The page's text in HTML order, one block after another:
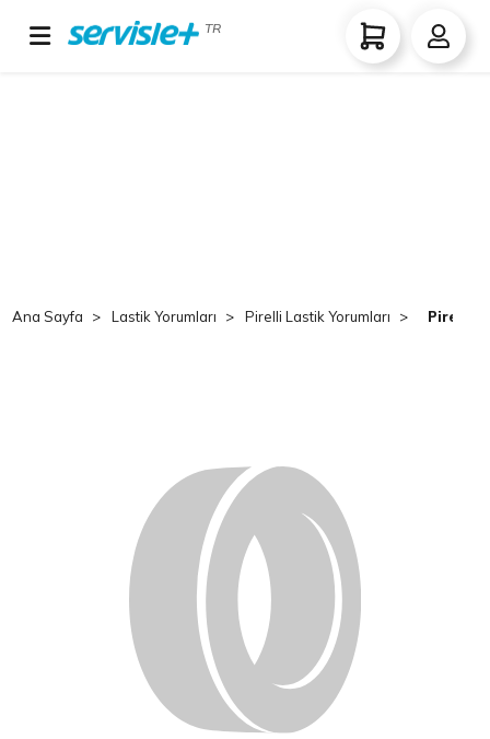
TR
Ana Sayfa Lastik Yorumları Pirelli Lastik Yorumları Pirelli